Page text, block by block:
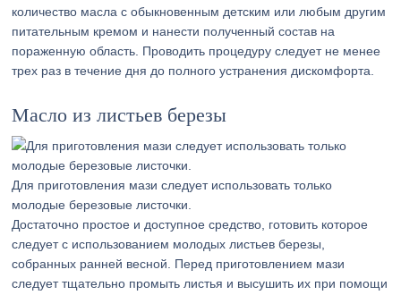
количество масла с обыкновенным детским или любым другим
питательным кремом и нанести полученный состав на
пораженную область. Проводить процедуру следует не менее
трех раз в течение дня до полного устранения дискомфорта.
Масло из листьев березы
Для приготовления мази следует использовать только
молодые березовые листочки.
Достаточно простое и доступное средство, готовить которое
следует с использованием молодых листьев березы,
собранных ранней весной. Перед приготовлением мази
следует тщательно промыть листья и высушить их при помощи